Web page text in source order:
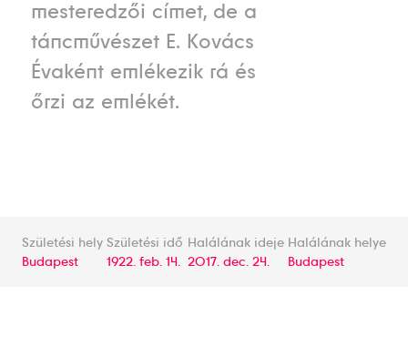
mesteredzői címet, de a
táncművészet E. Kovács
Évaként emlékezik rá és
őrzi az emlékét.
Születési hely
Budapest
Születési idő
1922. feb. 14.
Halálának ideje
2017. dec. 24.
Halálának helye
Budapest